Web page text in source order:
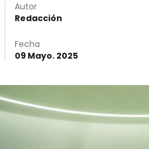
Autor
Redacción
Fecha
09 Mayo. 2025